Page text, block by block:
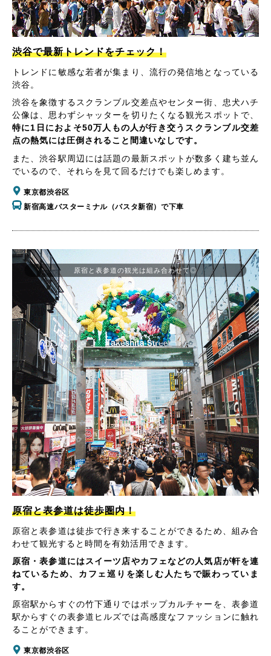
渋谷で最新トレンドをチェック！
トレンドに敏感な若者が集まり、流行の発信地となっている
渋谷。
渋谷を象徴するスクランブル交差点やセンター街、忠犬ハチ
公像は、思わずシャッターを切りたくなる観光スポットで、
特に1日におよそ50万人もの人が行き交うスクランブル交差
点の熱気には圧倒されること間違いなしです。
また、渋谷駅周辺には話題の最新スポットが数多く建ち並ん
でいるので、それらを見て回るだけでも楽しめます。
東京都渋谷区
新宿高速バスターミナル（バスタ新宿）で下車
原宿と表参道は徒歩圏内！
原宿と表参道は徒歩で行き来することができるため、組み合
わせて観光すると時間を有効活用できます。
原宿・表参道にはスイーツ店やカフェなどの人気店が軒を連
ねているため、カフェ巡りを楽しむ人たちで賑わっていま
す。
原宿駅からすぐの竹下通りではポップカルチャーを、表参道
駅からすぐの表参道ヒルズでは高感度なファッションに触れ
ることができます。
東京都渋谷区
原宿と表参道の観光は組み合わせて◎